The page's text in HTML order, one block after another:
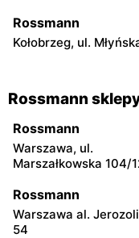
Rossmann
Kołobrzeg, ul.
Rossmann
Rossmann
Warszawa, ul.
Marszałkowska 104/
Rossmann
Warszawa al.
54